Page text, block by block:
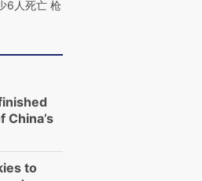
6人死亡 枪
China’s
to